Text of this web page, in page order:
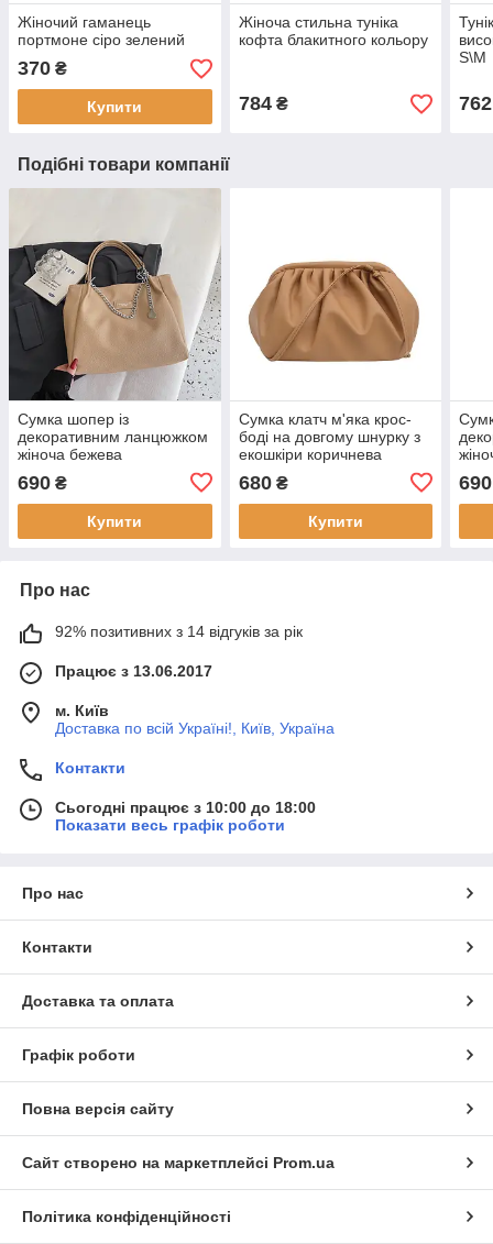
Жіночий гаманець
портмоне сіро зелений
370 ₴
Купити
Жіноча стильна туніка
кофта блакитного кольору
784₴
S\M
762
Подібні товари компанії
Сумка шопер із
декоративним ланцюжком
жіноча бежева
690 ₴
Купити
Сумка клатч м'яка крос-
боді на довгому шнурку з
екошкіри коричнева
680₴
Купити
690
Про нас
92% позитивних з 14 відгуків за рік
Працює з 13.06.2017
м. Київ
Доставка по всій Україні!, Київ, Україна
Контакти
Сьогодні працює з 10:00 до 18:00
Показати весь графік роботи
Про нас
Контакти
Доставка та оплата
Графік роботи
Повна версія сайту
Сайт створено на маркетплейсі Prom.ua
Політика конфіденційності